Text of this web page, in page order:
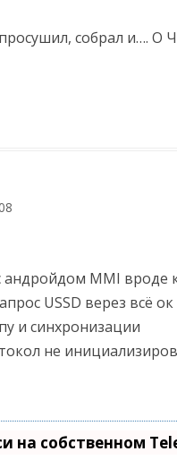
собрал и…. О
MMI вроде
USSD верез всё ок
и синхронизации
не
на собственном